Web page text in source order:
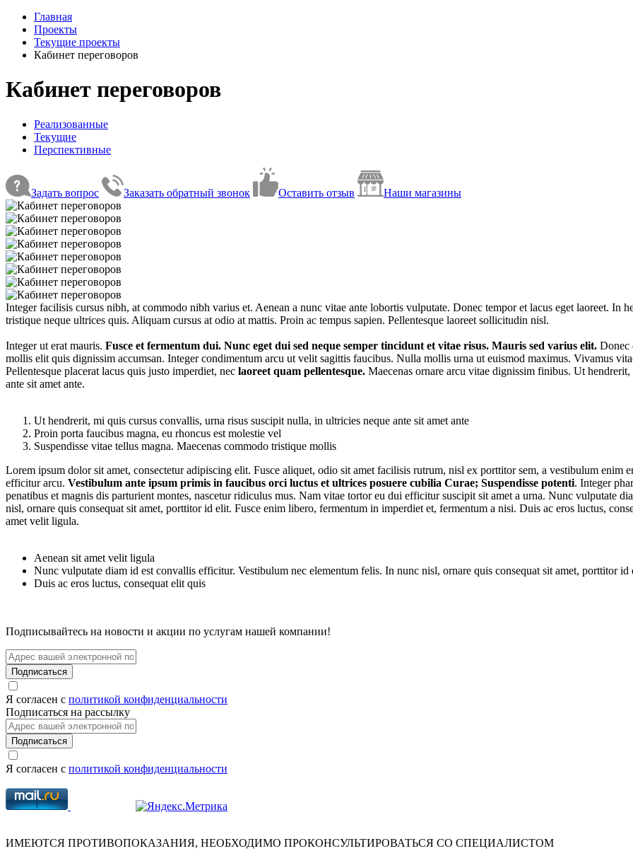
Главная
Проекты
Текущие проекты
Кабинет переговоров
Кабинет переговоров
Реализованные
Текущие
Перспективные
Задать вопрос Заказать обратный звонок Оставить отзыв Наши магазины
Integer facilisis cursus nibh, at commodo nibh varius et. Aenean a nunc vitae ante lobortis vulputate. Donec tempor et lacus eget laoreet. In
tristique neque ultrices quis. Aliquam cursus at odio at mattis. Proin ac tempus sapien. Pellentesque laoreet sollicitudin nisl.
Integer ut erat mauris. Fusce et fermentum dui. Nunc eget dui sed neque semper tincidunt et vitae risus. Mauris sed varius elit. Donec
mollis elit quis dignissim accumsan. Integer condimentum arcu ut velit sagittis faucibus. Nulla mollis urna ut euismod maximus. Vivamus
Pellentesque placerat lacus quis justo imperdiet, nec laoreet quam pellentesque. Maecenas ornare arcu vitae dignissim finibus. Ut
ante sit amet ante.
Ut hendrerit, mi quis cursus convallis, urna risus suscipit nulla, in ultricies neque ante sit amet ante
Proin porta faucibus magna, eu rhoncus est molestie vel
Suspendisse vitae tellus magna. Maecenas commodo tristique mollis
Lorem ipsum dolor sit amet, consectetur adipiscing elit. Fusce aliquet, odio sit amet facilisis rutrum, nisl ex porttitor sem, a vestibulum enim
efficitur arcu. Vestibulum ante ipsum primis in faucibus orci luctus et ultrices posuere cubilia Curae; Suspendisse potenti. Integer
penatibus et magnis dis parturient montes, nascetur ridiculus mus. Nam vitae tortor eu dui efficitur suscipit sit amet a urna. Nunc vulputate
nisl, ornare quis consequat sit amet, porttitor id elit. Fusce enim libero, fermentum in imperdiet et, fermentum a nisi. Duis ac eros luctus,
amet velit ligula.
Aenean sit amet velit ligula
Nunc vulputate diam id est convallis efficitur. Vestibulum nec elementum felis. In nunc nisl, ornare quis consequat sit amet, porttitor id
Duis ac eros luctus, consequat elit quis
Подписывайтесь на новости и акции по услугам нашей компании!
Подписаться
Я согласен с политикой конфиденциальности
Подписаться на рассылку
Подписаться
Я согласен с политикой конфиденциальности
ИМЕЮТСЯ ПРОТИВОПОКАЗАНИЯ, НЕОБХОДИМО ПРОКОНСУЛЬТИРОВАТЬСЯ СО СПЕЦИАЛИСТОМ